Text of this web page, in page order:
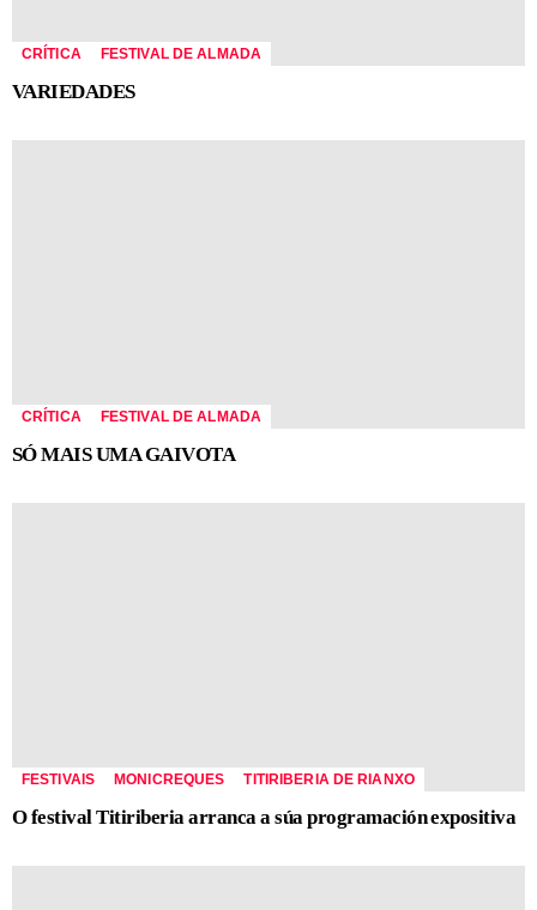
CRÍTICA FESTIVAL DE ALMADA
VARIEDADES
CRÍTICA FESTIVAL DE ALMADA
SÓ MAIS UMA GAIVOTA
FESTIVAIS MONICREQUES TITIRIBERIA DE RIANXO
O festival Titiriberia arranca a súa programación expositiva